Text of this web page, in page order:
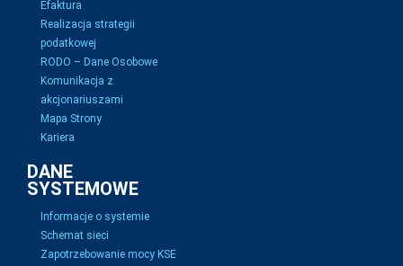
Efaktura
Realizacja strategii
podatkowej
RODO – Dane Osobowe
Komunikacja z
akcjonariuszami
Mapa Strony
Kariera
DANE
SYSTEMOWE
Informacje o systemie
Schemat sieci
Zapotrzebowanie mocy KSE